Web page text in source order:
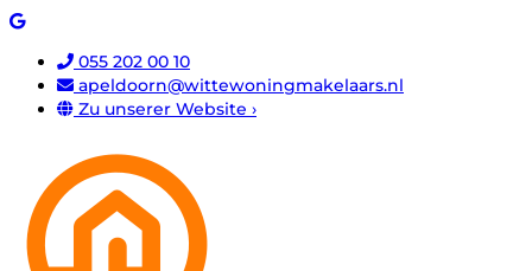
055 202 00 10
apeldoorn@wittewoningmakelaars.nl
Zu unserer Website ›